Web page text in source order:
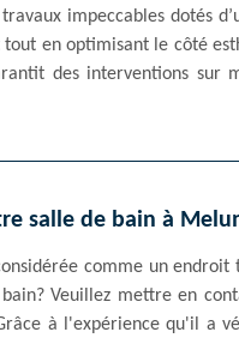
impeccables dotés
en optimisant le côté
des interventions sur
salle de bain à
comme un
Veuillez mettre en
à l'expérience qu'il a